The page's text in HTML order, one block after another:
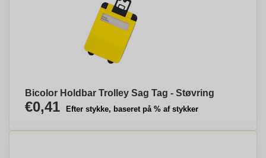
Bicolor Holdbar Trolley Sag Tag - Støvring
€0,41 Efter stykke, baseret på % af stykker